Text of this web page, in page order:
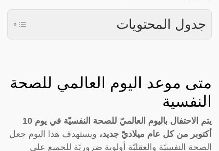
جدول المحتويات
متى موعد اليوم العالمي للصحة
النفسية
يتم الاحتفال باليوم العالميّ للصحة النفسيّة في يوم 10
أكتوبر من كل عام ميلاديّ جديد، ويستهدف هذا اليوم جعل
الصحة النفسيّة والعقليّة أولوية ضروريّة للجميع على